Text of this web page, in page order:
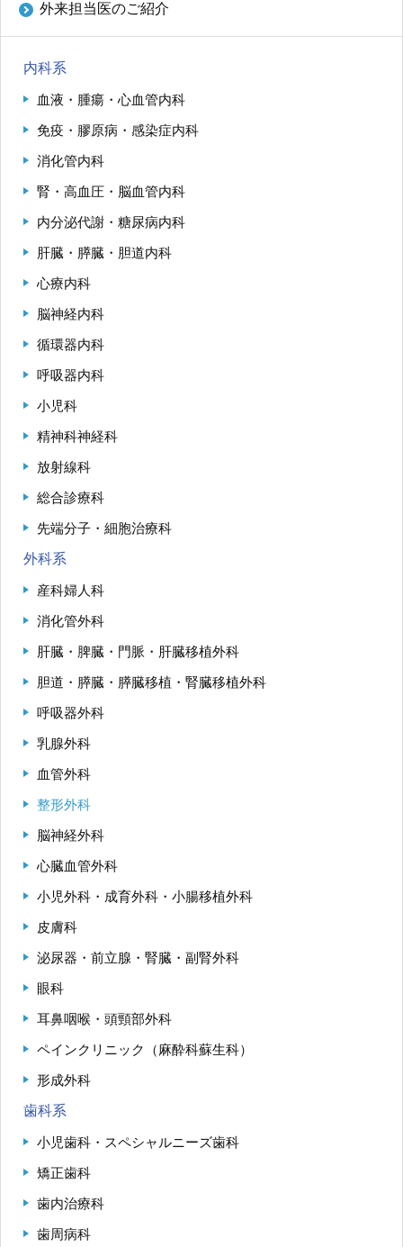
外来担当医のご紹介
内科系
血液・腫瘍・心血管内科
免疫・膠原病・感染症内科
消化管内科
腎・高血圧・脳血管内科
内分泌代謝・糖尿病内科
肝臓・膵臓・胆道内科
心療内科
脳神経内科
循環器内科
呼吸器内科
小児科
精神科神経科
放射線科
総合診療科
先端分子・細胞治療科
外科系
産科婦人科
消化管外科
肝臓・脾臓・門脈・肝臓移植外科
胆道・膵臓・膵臓移植・腎臓移植外科
呼吸器外科
乳腺外科
血管外科
整形外科
脳神経外科
心臓血管外科
小児外科・成育外科・小腸移植外科
皮膚科
泌尿器・前立腺・腎臓・副腎外科
眼科
耳鼻咽喉・頭頸部外科
ペインクリニック（麻酔科蘇生科）
形成外科
歯科系
小児歯科・スペシャルニーズ歯科
矯正歯科
歯内治療科
歯周病科